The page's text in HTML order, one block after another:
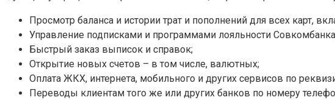
Просмотр баланса и истории трат и пополнений для всех карт,
Управление подписками и программами лояльности
Быстрый заказ выписок и справок;
Открытие новых счетов – в том числе, валютных;
Оплата ЖКХ, интернета, мобильного и других сервисов по
Переводы клиентам того же или других банков по номеру